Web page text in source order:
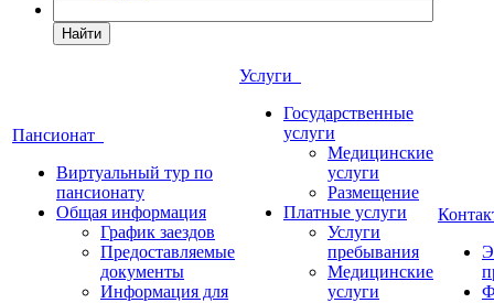
Найти
Пансионат
Виртуальный тур по
пансионату
Общая информация
График заездов
Предоставляемые
документы
Информация для
Услуги
Государственные
услуги
Медицинские
услуги
Размещение
Платные услуги
Услуги
пребывания
Медицинские
услуги